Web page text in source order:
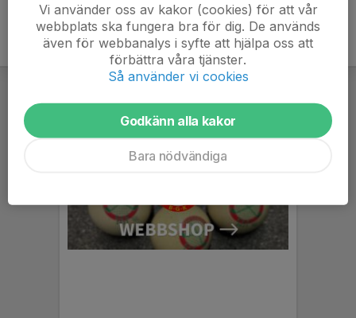
Vi använder oss av kakor (cookies) för att vår
webbplats ska fungera bra för dig. De används
även för webbanalys i syfte att hjälpa oss att
förbättra våra tjänster.
Så använder vi cookies
Godkänn alla kakor
Bara nödvändiga